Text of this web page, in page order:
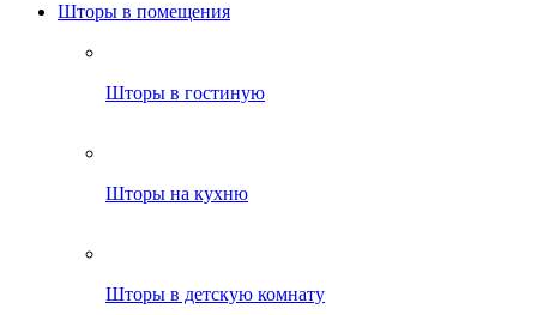
Шторы в помещения
Шторы в гостиную
Шторы на кухню
Шторы в детскую комнату